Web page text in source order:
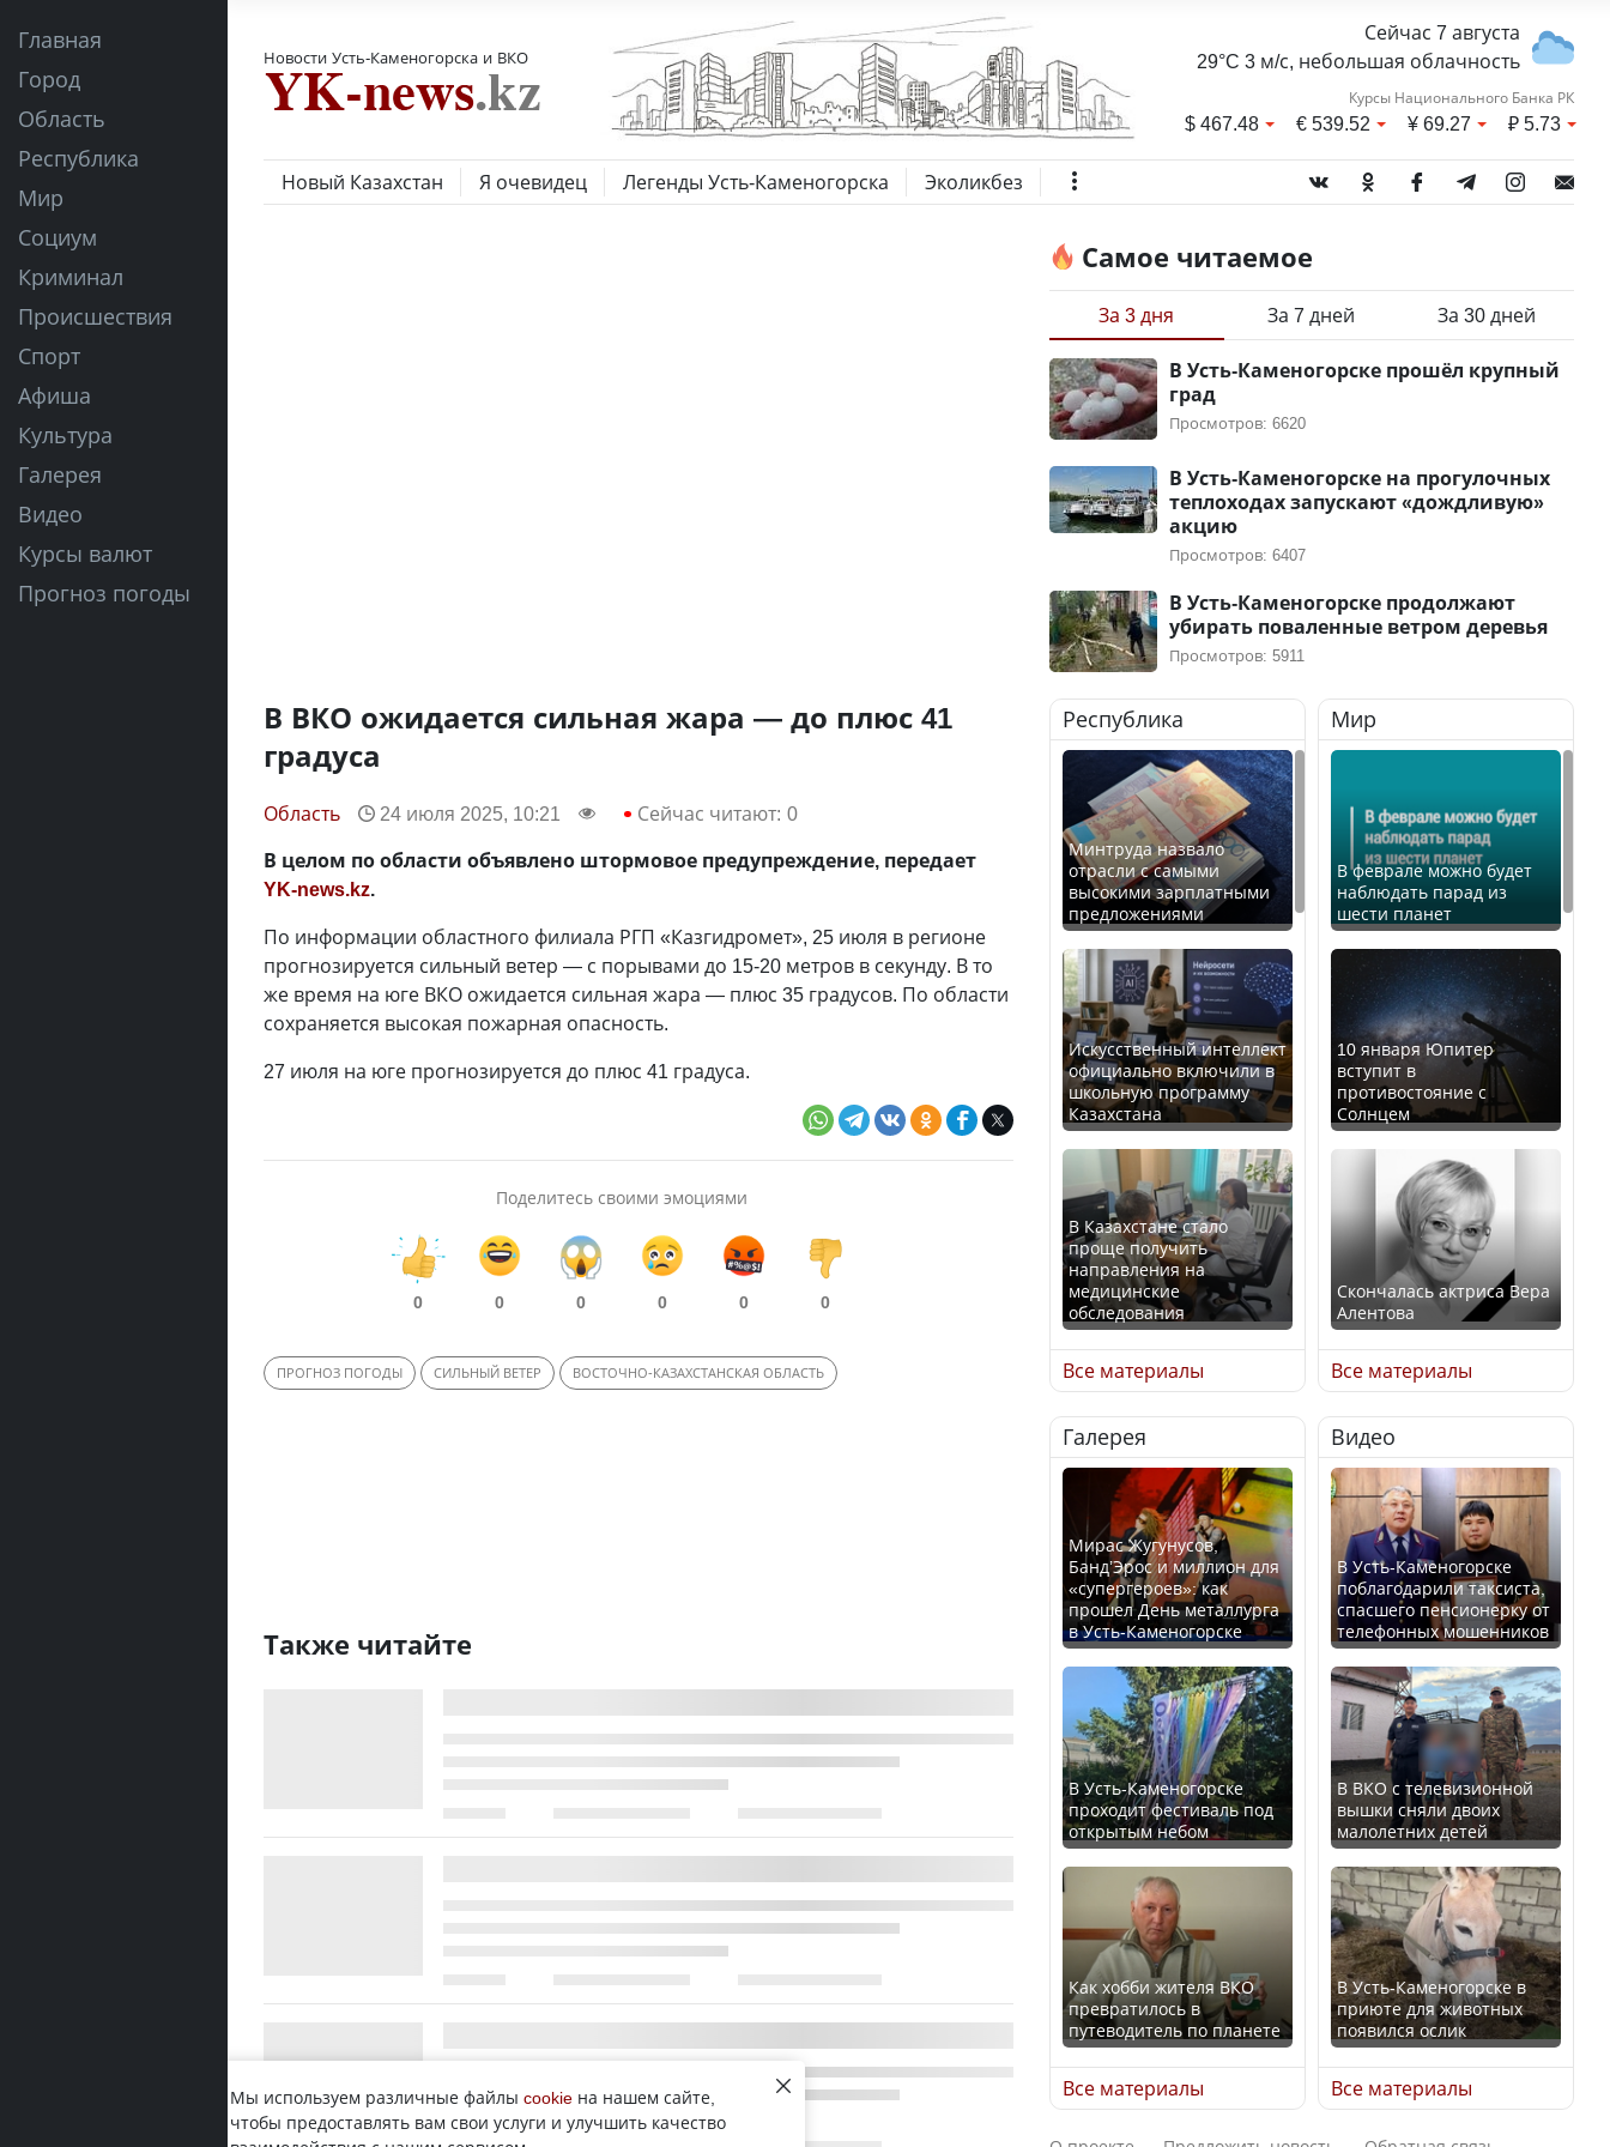
Главная
Город
Область
Республика
Мир
Социум
Криминал
Происшествия
Спорт
Афиша
Культура
Галерея
Видео
Курсы валют
Прогноз погоды
Новости Усть-Каменогорска и ВКО
Сейчас 7 августа
29°C 3 м/с, небольшая облачность
Курсы Национального Банка РК
$467.48 €539.52 ¥69.27 ₽5.73
Новый Казахстан Я очевидец Легенды Усть-Каменогорска Эколикбез
В ВКО ожидается сильная жара — до плюс 41
градуса
Область 24 июля 2025, 10:21 Сейчас читают: 0
В целом по области объявлено штормовое предупреждение, передает
YK-news.kz.
По информации областного филиала РГП «Казгидромет», 25 июля в регионе
прогнозируется сильный ветер — с порывами до 15-20 метров в секунду. В то
же время на юге ВКО ожидается сильная жара — плюс 35 градусов. По области
сохраняется высокая пожарная опасность.
27 июля на юге прогнозируется до плюс 41 градуса.
Поделитесь своими эмоциями
0 0 0 0 0 0
ПРОГНОЗ ПОГОДЫ СИЛЬНЫЙ ВЕТЕР ВОСТОЧНО-КАЗАХСТАНСКАЯ ОБЛАСТЬ
Также читайте
Самое читаемое
За 3 дня За 7 дней За 30 дней
В Усть-Каменогорске прошёл крупный
град
Просмотров: 6620
В Усть-Каменогорске на прогулочных
теплоходах запускают «дождливую»
акцию
Просмотров: 6407
В Усть-Каменогорске продолжают
убирать поваленные ветром деревья
Просмотров: 5911
Республика
Минтруда назвало
отрасли с самыми
высокими зарплатными
предложениями
Искусственный интеллект
официально включили в
школьную программу
Казахстана
В Казахстане стало
проще получить
направления на
медицинские
обследования
Қазақстан Орталық Азия
елдері арасында әл-ауқат
индексінде көш бастады
Казахстан возглавил
рейтинг благополучия
среди стран Центральной
Азии
Будут ли представлены
интересы регионов в
Курултае?
Ең төменгі жалақы,
алимент, экология: жеті
партия сайлаушылармен
нені талқылап жатыр?
Все материалы
Мир
В феврале можно будет
наблюдать парад из
шести планет
10 января Юпитер
вступит в
противостояние с
Солнцем
Скончалась актриса Вера
Алентова
В РФ вынесен заочный
приговор по уголовному
делу об убийстве Игоря
Талькова
В России введены
дополнительные
ограничения для
казахстанских прав
Трамп официально
вступил в должность
президента США
Луну признали объектом
культурного наследия,
находящегося под
угрозой исчезновения
Все материалы
Галерея
Мирас Жугунусов,
Банд’Эрос и миллион для
«супергероев»: как
прошел День металлурга
в Усть-Каменогорске
В Усть-Каменогорске
проходит фестиваль под
открытым небом
Как хобби жителя ВКО
превратилось в
путеводитель по планете
Все материалы
Видео
В Усть-Каменогорске
поблагодарили таксиста,
спасшего пенсионерку от
телефонных мошенников
В ВКО с телевизионной
вышки сняли двоих
малолетних детей
В Усть-Каменогорске в
приюте для животных
появился ослик
Все материалы
Мы используем различные файлы cookie на нашем сайте,
чтобы предоставлять вам свои услуги и улучшить качество